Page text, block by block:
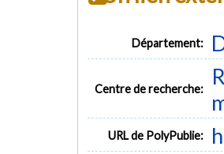
Département:
Centre de recherche:
URL de PolyPublie: